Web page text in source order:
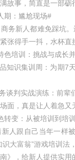
故事，简直是一部
：尴尬现场#
人都难免踩坑。还
张得手一抖，水杯
色培训：挑战与成长
集训周：为期7天
实战演练：前辈们
面，真是让人着急
：从被培训到培
自己当年一样被问
识大富翁”游戏培训
》，给新人提供实用